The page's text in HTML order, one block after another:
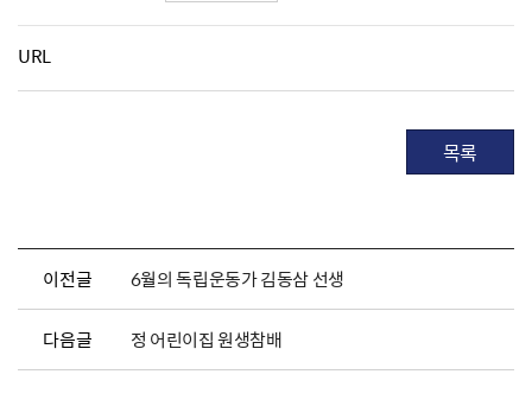
URL
목록
이전글 6월의 독립운동가 김동삼 선생
다음글 정 어린이집 원생참배